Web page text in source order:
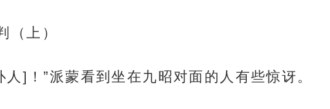
（上）
人]！”派蒙看到坐在九昭对面的人有些惊讶。